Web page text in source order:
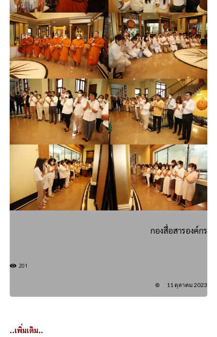
กองสื่อสารองค์กร
201
11 ตุลาคม 2023
..เพิ่มเติม..